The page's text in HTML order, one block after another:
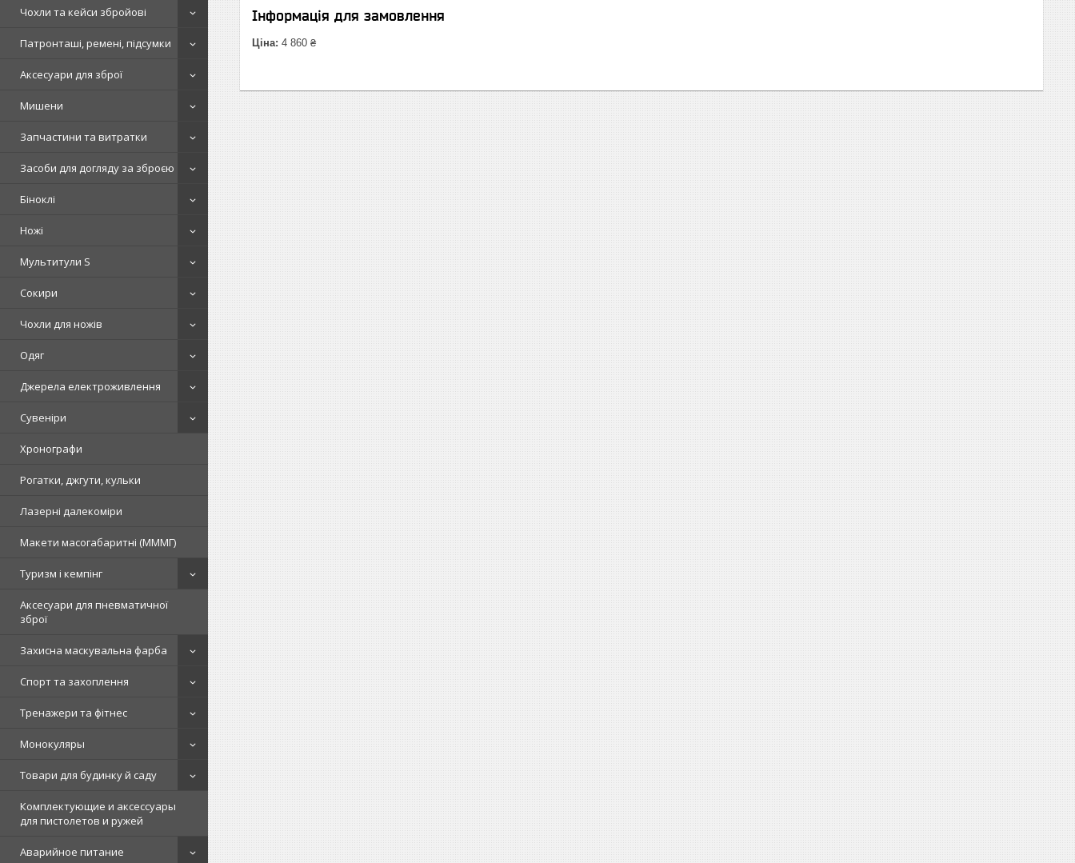
Чохли та кейси збройові
Патронташі, ремені, підсумки
Аксесуари для зброї
Мишени
Запчастини та витратки
Засоби для догляду за зброєю
Біноклі
Ножі
Мультитули S
Сокири
Чохли для ножів
Одяг
Джерела електроживлення
Сувеніри
Хронографи
Рогатки, джгути, кульки
Лазерні далекоміри
Макети масогабаритні (МММГ)
Туризм і кемпінг
Аксесуари для пневматичної
зброї
Захисна маскувальна фарба
Спорт та захоплення
Тренажери та фітнес
Монокуляры
Товари для будинку й саду
Комплектующие и аксессуары
для пистолетов и ружей
Аварийное питание
Інформація для замовлення
Ціна: 4 860 ₴